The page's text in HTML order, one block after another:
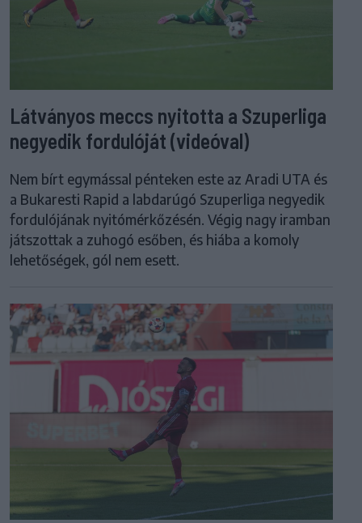
Látványos meccs nyitotta a Szuperliga
negyedik fordulóját (videóval)
Nem bírt egymással pénteken este az Aradi UTA és
a Bukaresti Rapid a labdarúgó Szuperliga negyedik
fordulójának nyitómérkőzésén. Végig nagy iramban
játszottak a zuhogó esőben, és hiába a komoly
lehetőségek, gól nem esett.